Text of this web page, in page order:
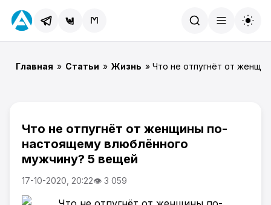
Главная » Статьи » Жизнь » Что не отпугнёт от
Что не отпугнёт от женщины по-
настоящему влюблённого
мужчину? 5 вещей
17-10-2020, 20:22👁 3 059